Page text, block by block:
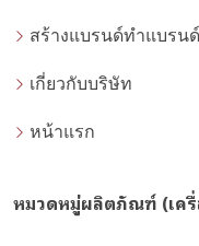
สร้างแบรนด์ทำแบรนด์
เกี่ยวกับบริษัท
หน้าแรก
หมวดหมู่ผลิตภัณฑ์ (เครื่